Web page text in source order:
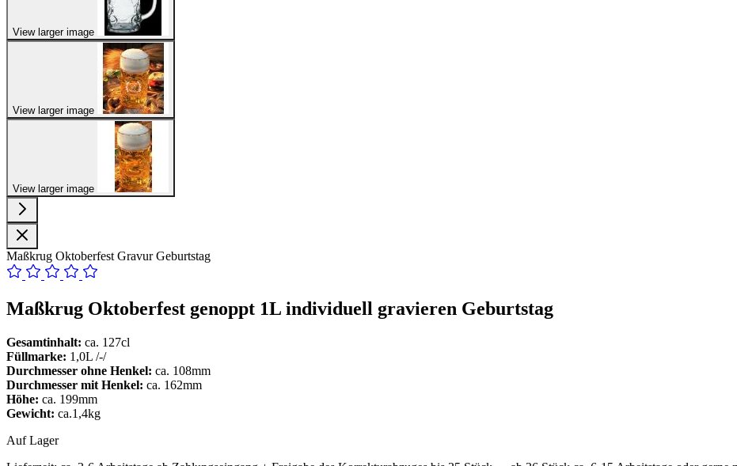
View larger image
View larger image
View larger image
Maßkrug Oktoberfest Gravur Geburtstag
Maßkrug Oktoberfest genoppt 1L individuell gravieren Geburtstag
Gesamtinhalt: ca. 127cl
Füllmarke: 1,0L /-/
Durchmesser ohne Henkel: ca. 108mm
Durchmesser mit Henkel: ca. 162mm
Höhe: ca. 199mm
Gewicht: ca.1,4kg
Auf Lager